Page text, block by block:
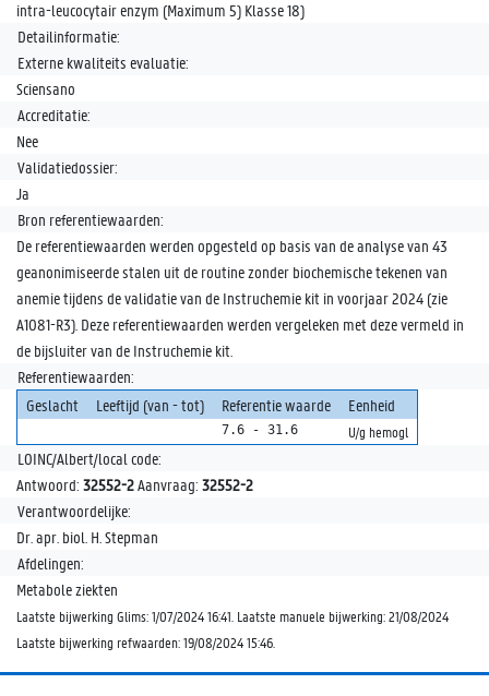
intra-leucocytair enzym (Maximum 5) Klasse 18)
Detailinformatie:
Externe kwaliteits evaluatie:
Sciensano
Accreditatie:
Nee
Validatiedossier:
Ja
Bron referentiewaarden:
De referentiewaarden werden opgesteld op basis van de analyse van 43
geanonimiseerde stalen uit de routine zonder biochemische tekenen van
anemie tijdens de validatie van de Instruchemie kit in voorjaar 2024 (zie
A1081-R3). Deze referentiewaarden werden vergeleken met deze vermeld in
de bijsluiter van de Instruchemie kit.
Referentiewaarden:
Geslacht
Leeftijd (van - tot) Referentie waarde Eenheid
7.6 - 31.6 U/g hemogl
LOINC/Albert/local code:
Antwoord: 32552-2Aanvraag: 32552-2
Verantwoordelijke:
Dr. apr. biol. H. Stepman
Afdelingen:
Metabole ziekten
Laatste bijwerking Glims: 1/07/2024 16:41. Laatste manuele bijwerking: 21/08/2024
Laatste bijwerking refwaarden: 19/08/2024 15:46.